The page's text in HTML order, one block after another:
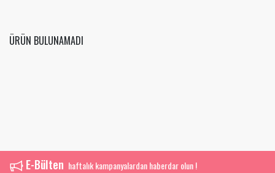
ÜRÜN BULUNAMADI
E-Bülten haftalık kampanyalardan haberdar olun !